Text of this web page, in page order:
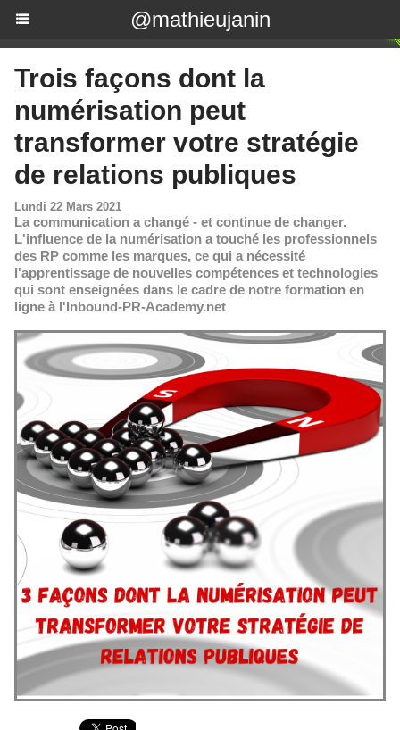
@mathieujanin
​Trois façons dont la
numérisation peut
transformer votre stratégie
de relations publiques
Lundi 22 Mars 2021
La communication a changé - et continue de changer.
L'influence de la numérisation a touché les professionnels
des RP comme les marques, ce qui a nécessité
l'apprentissage de nouvelles compétences et technologies
qui sont enseignées dans le cadre de notre formation en
ligne à l'Inbound-PR-Academy.net